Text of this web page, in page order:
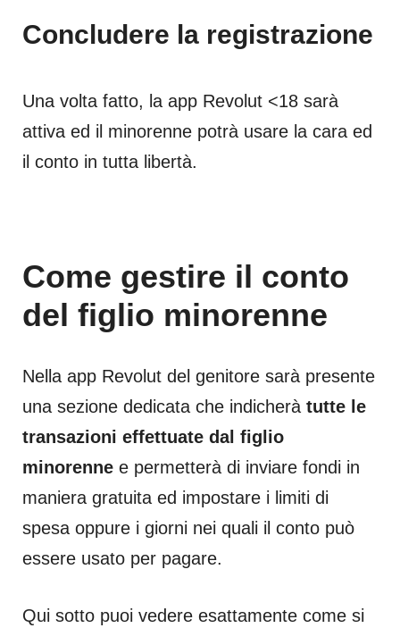
Concludere la registrazione
Una volta fatto, la app Revolut <18 sarà
attiva ed il minorenne potrà usare la cara ed
il conto in tutta libertà.
Come gestire il conto
del figlio minorenne
Nella app Revolut del genitore sarà presente
una sezione dedicata che indicherà tutte le
transazioni effettuate dal figlio
minorenne e permetterà di inviare fondi in
maniera gratuita ed impostare i limiti di
spesa oppure i giorni nei quali il conto può
essere usato per pagare.
Qui sotto puoi vedere esattamente come si